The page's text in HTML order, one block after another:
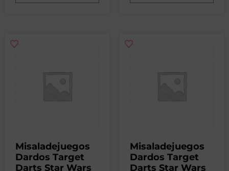
Misaladejuegos
Dardos Target
Darts Star Wars
Misaladejuegos
Dardos Target
Darts Star Wars